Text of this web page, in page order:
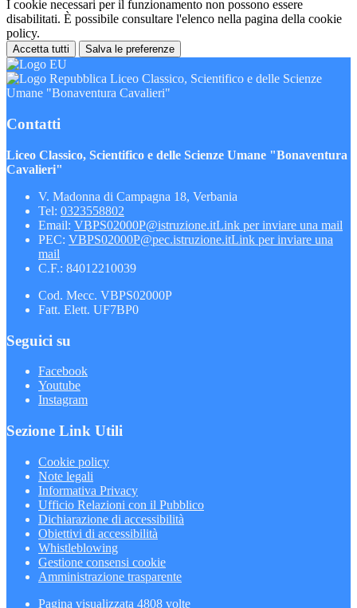
I cookie necessari per il funzionamento non possono essere
disabilitati. È possibile consultare l'elenco nella pagina della cookie
policy.
Accetta tutti Salva le preferenze
Liceo Classico, Scientifico e delle Scienze
Umane "Bonaventura Cavalieri"
Contatti
Liceo Classico, Scientifico e delle Scienze Umane "Bonaventura
Cavalieri"
V. Madonna di Campagna 18, Verbania
Tel: 0323558802
Email: VBPS02000P@istruzione.itLink per inviare una mail
PEC: VBPS02000P@pec.istruzione.itLink per inviare una
mail
C.F.: 84012210039
Cod. Mecc. VBPS02000P
Fatt. Elett. UF7BP0
Seguici su
Facebook
Youtube
Instagram
Sezione Link Utili
Cookie policy
Note legali
Informativa Privacy
Ufficio Relazioni con il Pubblico
Dichiarazione di accessibilità
Obiettivi di accessibilità
Whistleblowing
Gestione consensi cookie
Amministrazione trasparente
Pagina visualizzata 4808 volte